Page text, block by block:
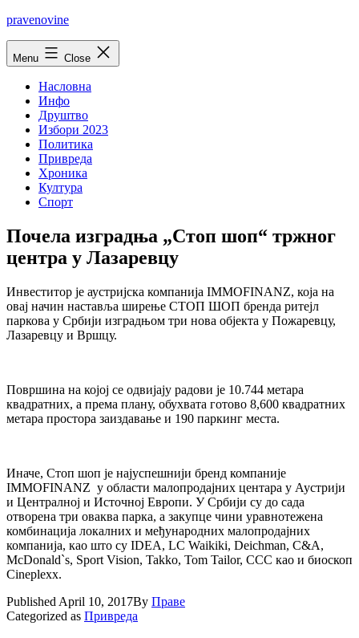
Skip
pravenovine
Menu Close
Насловна
Инфо
Друштво
Избори 2023
Политика
Привреда
Хроника
Култура
Спорт
Почела изградња „Стоп шоп“ тржног
центра у Лазаревцу
Инвеститор је аустријска компанија IMMOFINANZ, која на
овај начин наставља ширење СТОП ШОП бренда ритејл
паркова у Србији изградњом три нова објекта у Пожаревцу,
Лазаревцу и Вршцу.
Површинa на којој се одвијају радови је 10.744 метара
квадратних, а према плану, обухвата готово 8,600 квадратних
метара простора заиздавање и 190 паркинг места.
Иначе, Стоп шоп је најуспешнији бренд компаније
IMMOFINANZ у области малопродајних центара у Аустрији
и Централној и Источној Европи. У Србији су до сада
отворена три оваква парка, а закупце чини уравнотежена
комбинација локалних и међународних малопродајних
компанија, као што су IDEA, LC Waikiki, Deichman, C&A,
McDonald`s, Sport Vision, Takko, Tom Tailor, CCC као и биоскоп
Cineplexx.
Published April 10, 2017By Праве
Categorized as Привреда